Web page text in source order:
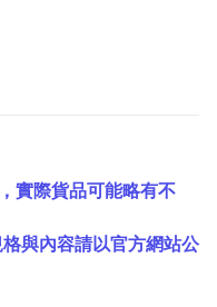
實際貨品可能略有不
與內容請以官方網站公